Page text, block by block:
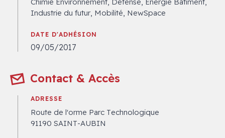
Industrie du futur, Mobilité, NewSpace
DATE D'ADHÉSION
09/05/2017
Contact & Accès
ADRESSE
Route de l'orme Parc Technologique
91190 SAINT-AUBIN